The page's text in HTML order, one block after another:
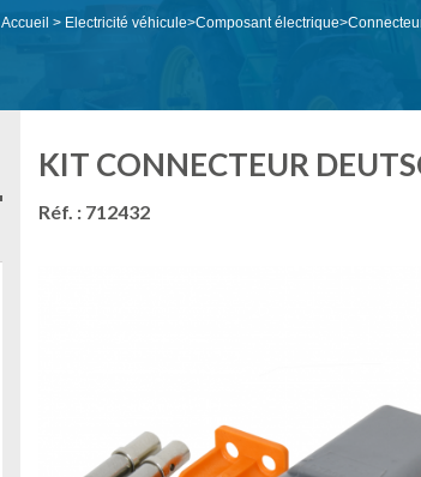
Accueil > Electricité véhicule>Composant électrique>
KIT CONNECTEUR
Réf. : 712432